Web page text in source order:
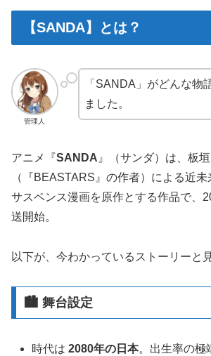
【SANDA】とは？
管理人
「SANDA」がどんな物
ました。
アニメ『SANDA 』（サンダ）は、板
（『BEASTARS』の作者）による近未
サスペンス漫画を原作とする作品で、
送開始。
以下が、今わかっているストーリーと
🏙 舞台設定
時代は2080年の日本。出生率の極